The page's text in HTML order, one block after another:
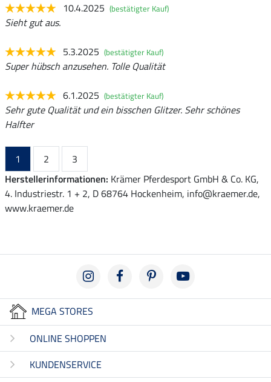
10.4.2025 (bestätigter Kauf)
Sieht gut aus.
5.3.2025 (bestätigter Kauf)
Super hübsch anzusehen. Tolle Qualität
6.1.2025 (bestätigter Kauf)
Sehr gute Qualität und ein bisschen Glitzer. Sehr schönes
Halfter
1 2
3
Herstellerinformationen: Krämer Pferdesport GmbH & Co. KG,
4. Industriestr. 1 + 2, D 68764 Hockenheim, info@kraemer.de,
www.kraemer.de
MEGA STORES
ONLINE SHOPPEN
KUNDENSERVICE